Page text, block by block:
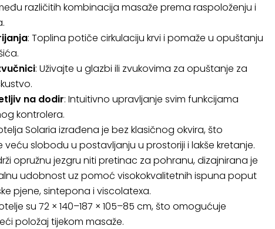
različitih kombinacija masaže prema raspoloženju i
: Toplina potiče cirkulaciju krvi i pomaže u opuštanju
: Uživajte u glazbi ili zvukovima za opuštanje za
na dodir: Intuitivno upravljanje svim funkcijama
kontrolera.
Solaria izrađena je bez klasičnog okvira, što
slobodu u postavljanju u prostoriji i lakše kretanje.
opružnu jezgru niti pretinac za pohranu, dizajnirana je
udobnost uz pomoć visokokvalitetnih ispuna poput
pjene, sintepona i viscolatexa.
su 72 × 140–187 × 105–85 cm, što omogućuje
položaj tijekom masaže.